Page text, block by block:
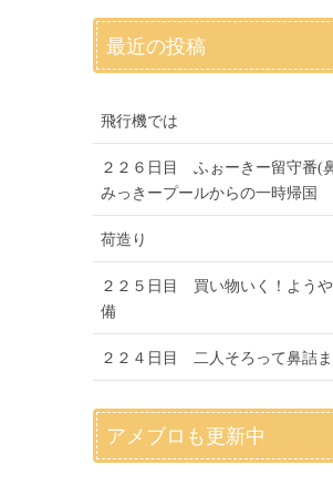
最近の投稿
飛行機では
２２６日目 ふぉーきー留守番(
みっきープールからの一時帰国
荷造り
２２５日目 買い物いく！よう
備
２２４日目 二人そろって鼻詰ま
アメブロも更新中